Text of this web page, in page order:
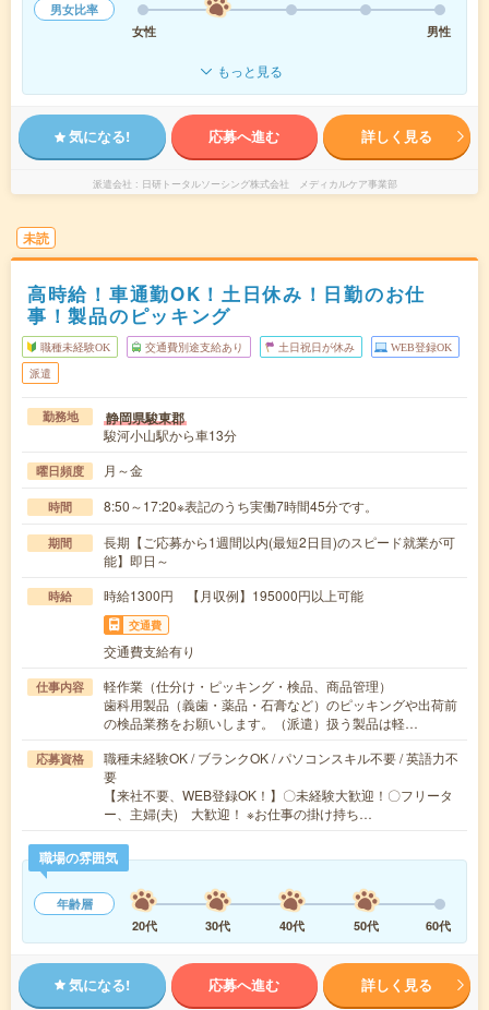
男女比率
女性
男性
もっと見る
気になる! 応募へ進む 詳しく見る
派遣会社 日研トータルソーシング株式会社 メディカルケア事業部
未読
高時給！車通勤OK！土日休み！日勤のお仕
事！製品のピッキング
職種未経験OK 交通費別途支給あり 土日祝日が休み WEB登録OK
派遣
勤務地 静岡県駿東郡
駿河小山駅から車13分
曜日頻度 月～金
時間 8:50～17:20※表記のうち実働7時間45分です。
期間
長期【ご応募から1週間以内(最短2日目)のスピード就業が可
能】即日～
時給 時給1300円 【月収例】195000円以上可能
交通費
交通費支給有り
仕事内容
軽作業（仕分け・ピッキング・検品、商品管理）
歯科用製品（義歯・薬品・石膏など）のピッキングや出荷前
の検品業務をお願いします。（派遣）扱う製品は軽…
応募資格
職種未経験OK / ブランクOK / パソコンスキル不要 / 英語力不
要
【来社不要、WEB登録OK！】〇未経験大歓迎！〇フリータ
ー、主婦(夫) 大歓迎！ ※お仕事の掛け持ち…
職場の雰囲気
年齢層
20代
30代 40代 50代 60代
気になる! 応募へ進む 詳しく見る